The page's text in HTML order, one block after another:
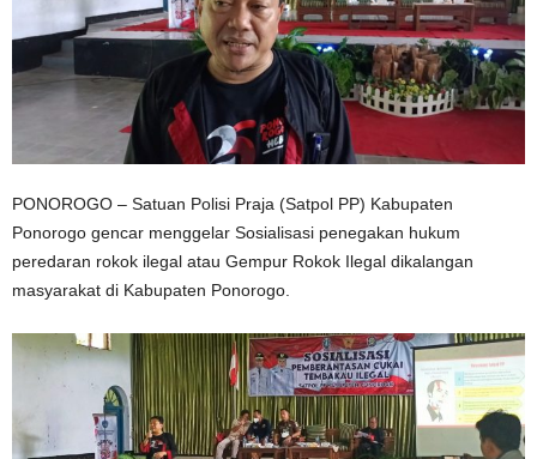
PONOROGO – Satuan Polisi Praja (Satpol PP) Kabupaten
Ponorogo gencar menggelar Sosialisasi penegakan hukum
peredaran rokok ilegal atau Gempur Rokok Ilegal dikalangan
masyarakat di Kabupaten Ponorogo.